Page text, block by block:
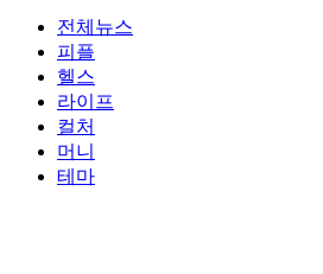
전체뉴스
피플
헬스
라이프
컬처
머니
테마